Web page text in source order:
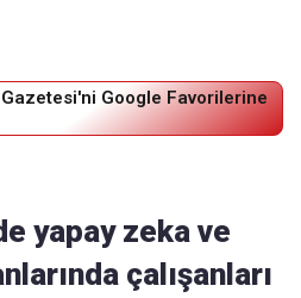
Google Favorilerine
yapay zeka ve
çalışanları